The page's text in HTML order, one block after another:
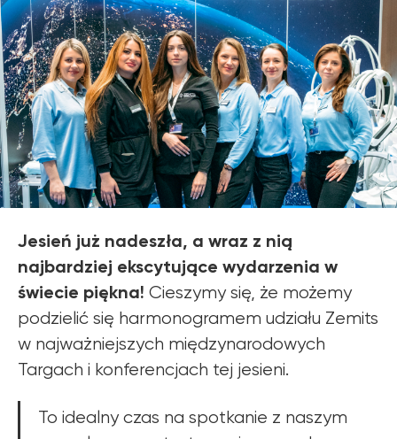
Jesień już nadeszła, a wraz z nią
najbardziej ekscytujące wydarzenia w
świecie piękna! Cieszymy się, że możemy
podzielić się harmonogramem udziału Zemits
w najważniejszych międzynarodowych
Targach i konferencjach tej jesieni.
To idealny czas na spotkanie z naszym